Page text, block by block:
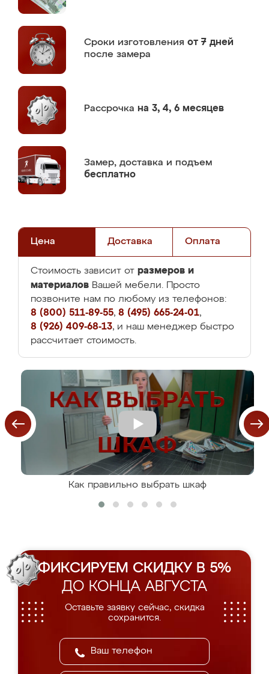
Сроки изготовления от 7 дней
после замера
Рассрочка на 3, 4, 6 месяцев
Замер, доставка и подъем
бесплатно
Цена Доставка Оплата
Стоимость зависит от размеров и
материалов Вашей мебели. Просто
позвоните нам по любому из телефонов:
8 (800) 511-89-55, 8 (495) 665-24-01,
8 (926) 409-68-13, и наш менеджер быстро
рассчитает стоимость.
Как правильно выбрать шкаф
ФИКСИРУЕМ СКИДКУ В 5%
ДО КОНЦА АВГУСТА
Оставьте заявку сейчас, скидка
сохранится.